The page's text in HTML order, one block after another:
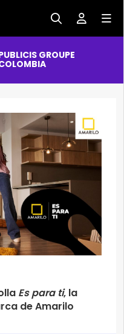
GROUPE
Es para ti, la
de Amarilo